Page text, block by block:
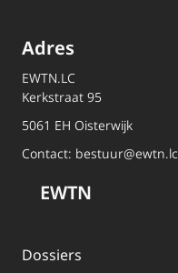
Adres
EWTN.LC
Kerkstraat 95
5061 EH Oisterwijk
Contact: bestuur@ewtn.lc
EWTN
Dossiers